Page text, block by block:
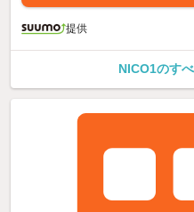
提供
NICO1のす